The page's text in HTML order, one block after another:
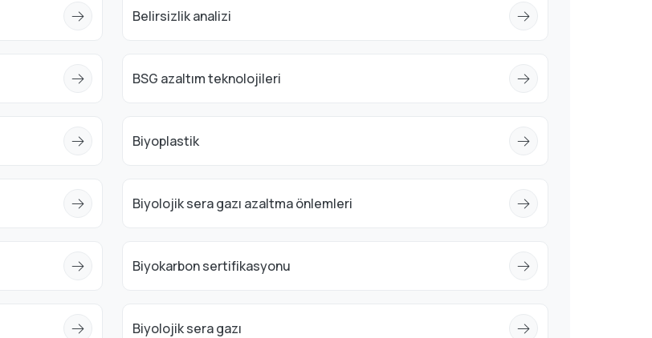
Belirsizlik analizi
BSG azaltım teknolojileri
Biyoplastik
Biyolojik sera gazı azaltma önlemleri
Biyokarbon sertifikasyonu
Biyolojik sera gazı